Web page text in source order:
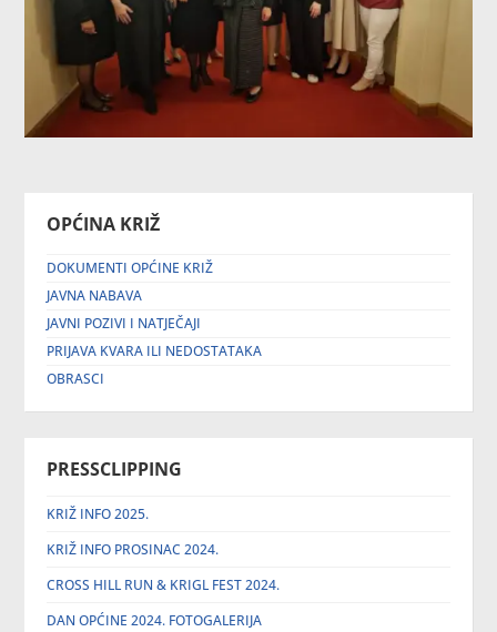
OPĆINA KRIŽ
DOKUMENTI OPĆINE KRIŽ
JAVNA NABAVA
JAVNI POZIVI I NATJEČAJI
PRIJAVA KVARA ILI NEDOSTATAKA
OBRASCI
PRESSCLIPPING
KRIŽ INFO 2025.
KRIŽ INFO PROSINAC 2024.
CROSS HILL RUN & KRIGL FEST 2024.
DAN OPĆINE 2024. FOTOGALERIJA